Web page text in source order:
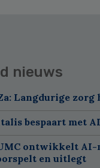
nieuws
Langdurige
bespaart met
ontwikkelt AI-
en uitlegt